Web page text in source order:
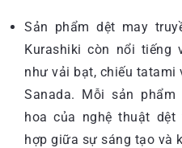
Sản phẩm dệt may
Kurashiki còn nổi tiếng
như vải bạt, chiếu tatami
Sanada. Mỗi sản
hoa của nghệ thuật dệt
hợp giữa sự sáng tạo và